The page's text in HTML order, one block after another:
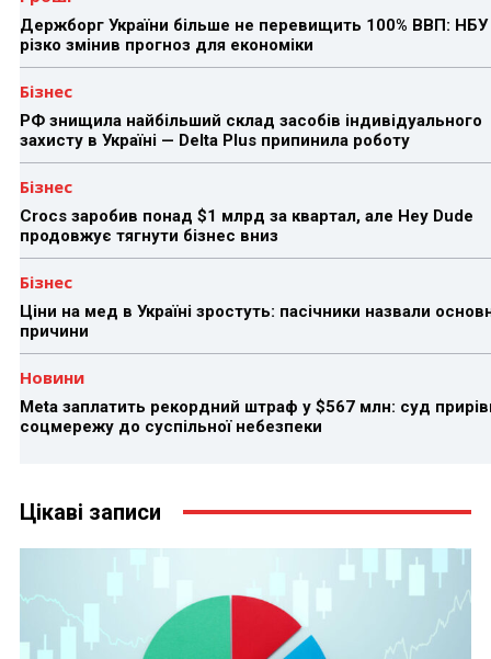
Держборг України більше не перевищить 100% ВВП: НБУ
різко змінив прогноз для економіки
Бізнес
РФ знищила найбільший склад засобів індивідуального
захисту в Україні — Delta Plus припинила роботу
Бізнес
Crocs заробив понад $1 млрд за квартал, але Hey Dude
продовжує тягнути бізнес вниз
Бізнес
Ціни на мед в Україні зростуть: пасічники назвали
причини
Новини
Meta заплатить рекордний штраф у $567 млн: суд
соцмережу до суспільної небезпеки
Цікаві записи